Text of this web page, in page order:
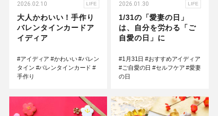
2026.02.10 LIFE
大人かわいい！手作り
バレンタインカードア
イディア
#アイディア #かわいい #バレン
タイン #バレンタインカード #
手作り
2026.01.30 LIFE
1/31の「愛妻の日」
は、自分を労わる「ご
自愛の日」に
#1月31日 #おすすめアイディア
#ご自愛の日 #セルフケア #愛妻
の日